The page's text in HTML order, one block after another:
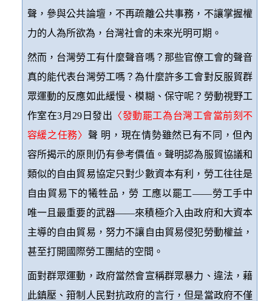
聲，參與公共論壇，不再疏離公共事務，不讓掌握權
力的人為所欲為，台灣社會的未來光明可期。
然而，台灣勞工有什麼聲音嗎？那些官僚工會的聲音
真的能代表台灣勞工嗎？為什麼許多工會對反服貿群
眾運動的反應如此緩慢、模糊、保守呢？勞動視野工
作室在3月 29 日發出 〈發動罷工為台灣工會當前刻不
容緩之任務〉 聲 明，現在情勢雖然已有不同，但內
容所揭示的原則仍有參考價值。聲明認為服貿協議和
類似的自由貿易協定只對少數資本有利，勞工往往是
自由貿易下的犧牲品，勞 工應以罷工——勞工手中
唯一且最重要的武器——來積極介入由政府和大資本
主導的自由貿易，努力不讓自由貿易侵犯勞動權益，
甚至打開國際勞工團結的空間。
面對群眾運動，政府當然會宣稱群眾暴力、違法，藉
此鎮壓、箝制人民對抗政府的言行，但是當政府不僅